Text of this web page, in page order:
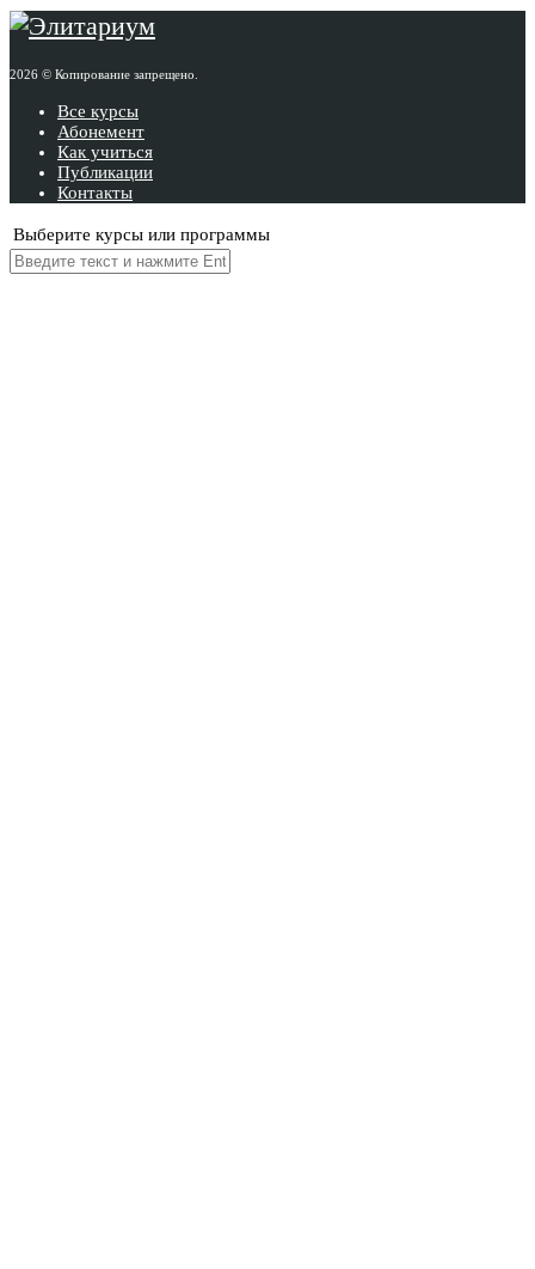
2026 © Копирование запрещено.
Все курсы
Абонемент
Как учиться
Публикации
Контакты
Выберите курсы или программы